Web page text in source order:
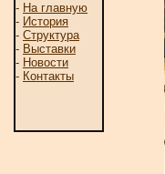
- На главную
- История
- Структура
- Выставки
- Новости
- Контакты